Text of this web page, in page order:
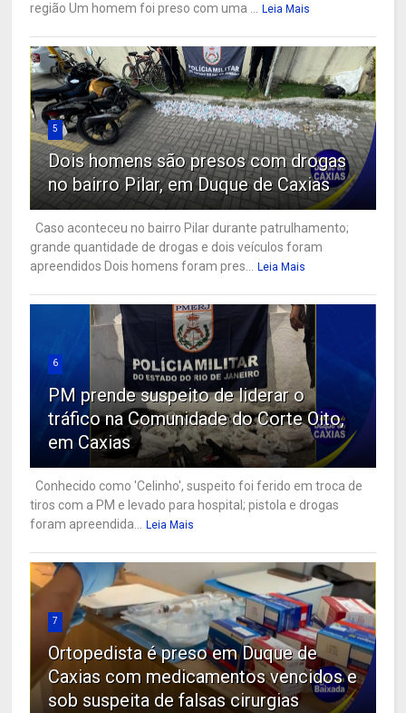
região Um homem foi preso com uma ...
Leia Mais
5
Dois homens são presos com drogas
no bairro Pilar, em Duque de Caxias
Caso aconteceu no bairro Pilar durante patrulhamento;
grande quantidade de drogas e dois veículos foram
apreendidos Dois homens foram pres...
Leia Mais
6
PM prende suspeito de liderar o
tráfico na Comunidade do Corte Oito,
em Caxias
Conhecido como 'Celinho', suspeito foi ferido em troca de
tiros com a PM e levado para hospital; pistola e drogas
foram apreendida...
Leia Mais
7
Ortopedista é preso em Duque de
Caxias com medicamentos vencidos e
sob suspeita de falsas cirurgias